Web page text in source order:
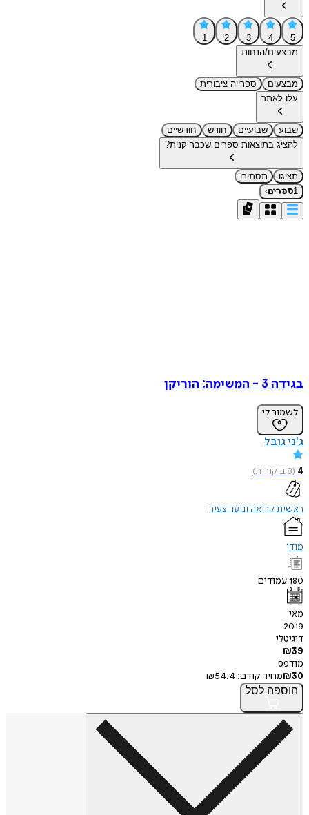
5
4
3
2
1
מבצעים/הנחות
מבצעים
ספרייה ציבורית
עלו לאתר
שבוע שבועיים חודש
חודשיים
להציג בתוצאות ספרים שכבר קנית?
תציגו
תסתירו
1ספרים›
בגידה 3 - המשימה: הוריקן
לשמור לי
ג'ני גובל
4
(
8ביקורות)
ראשית קריאה ונוער צעיר
מודן
180עמודים
מאי
2019
דיגיטלי
₪39
מודפס
₪30 מחיר קודם: ₪54.4
הוספה לסל